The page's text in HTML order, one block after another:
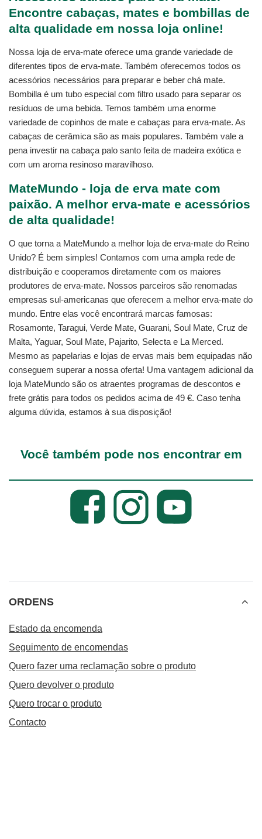
Encontre cabaças, mates e bombillas de
alta qualidade em nossa loja online!
Nossa loja de erva-mate oferece uma grande variedade de
diferentes tipos de erva-mate. Também oferecemos todos os
acessórios necessários para preparar e beber chá mate.
Bombilla é um tubo especial com filtro usado para separar os
resíduos de uma bebida. Temos também uma enorme
variedade de copinhos de mate e cabaças para erva-mate. As
cabaças de cerâmica são as mais populares. Também vale a
pena investir na cabaça palo santo feita de madeira exótica e
com um aroma resinoso maravilhoso.
MateMundo - loja de erva mate com
paixão. A melhor erva-mate e acessórios
de alta qualidade!
O que torna a MateMundo a melhor loja de erva-mate do Reino
Unido? É bem simples! Contamos com uma ampla rede de
distribuição e cooperamos diretamente com os maiores
produtores de erva-mate. Nossos parceiros são renomadas
empresas sul-americanas que oferecem a melhor erva-mate do
mundo. Entre elas você encontrará marcas famosas:
Rosamonte, Taragui, Verde Mate, Guarani, Soul Mate, Cruz de
Malta, Yaguar, Soul Mate, Pajarito, Selecta e La Merced.
Mesmo as papelarias e lojas de ervas mais bem equipadas não
conseguem superar a nossa oferta! Uma vantagem adicional da
loja MateMundo são os atraentes programas de descontos e
frete grátis para todos os pedidos acima de 49 €. Caso tenha
alguma dúvida, estamos à sua disposição!
Você também pode nos encontrar em
ORDENS
Estado da encomenda
Seguimento de encomendas
Quero fazer uma reclamação sobre o produto
Quero devolver o produto
Quero trocar o produto
Contacto